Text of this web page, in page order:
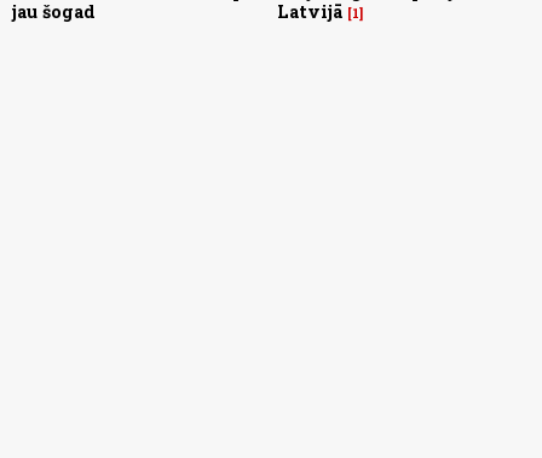
jau šogad
Latvijā 1